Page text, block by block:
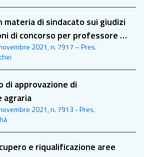
di sindacato sui giudizi
di concorso per professore di
2021, n. 7917 – Pres.
di approvazione di
agraria
2021, n. 7913 - Pres.
e riqualificazione aree